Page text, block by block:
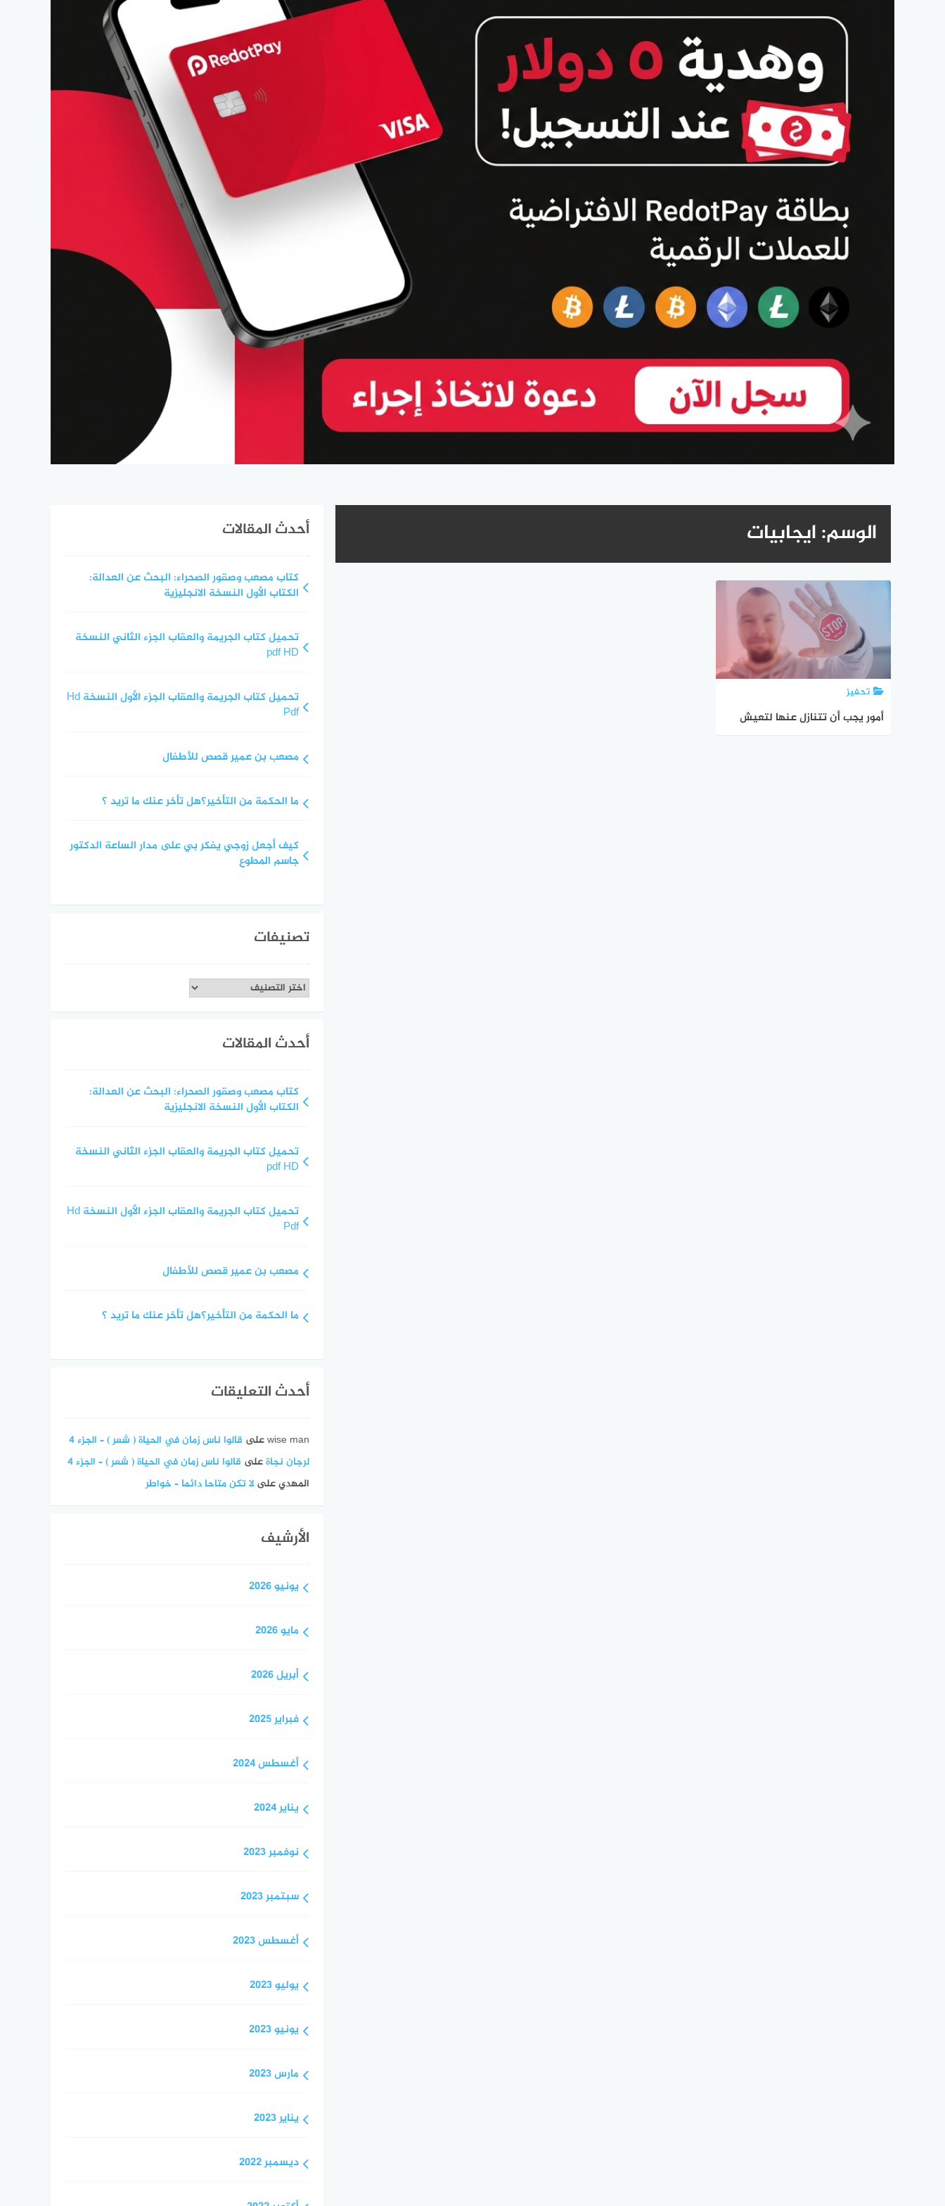
الوسم:ايجابيات
تحفيز
أمور يجب أن تتنازل عنها لتعيش
أحدث المقالات
كتاب مصعب وصقور الصحراء: البحث عن العدالة:
الكتاب الأول النسخة الانجليزية
تحميل كتاب الجريمة والعقاب الجزء الثاني النسخة
pdf HD
تحميل كتاب الجريمة والعقاب الجزء الأول النسخة Hd
Pdf
مصعب بن عمير قصص للأطفال
ما الحكمة من التأخير؟هل تأخر عنك ما تريد ؟
كيف أجعل زوجي يفكر بي على مدار الساعة الدكتور
جاسم المطوع
تصنيفات
تصنيفات
أحدث المقالات
كتاب مصعب وصقور الصحراء: البحث عن العدالة:
الكتاب الأول النسخة الانجليزية
تحميل كتاب الجريمة والعقاب الجزء الثاني النسخة
pdf HD
تحميل كتاب الجريمة والعقاب الجزء الأول النسخة Hd
Pdf
مصعب بن عمير قصص للأطفال
ما الحكمة من التأخير؟هل تأخر عنك ما تريد ؟
أحدث التعليقات
wise manعلى قالوا ناس زمان في الحياة ( شعر ) – الجزء 4
لرجان نجاةعلى قالوا ناس زمان في الحياة ( شعر ) – الجزء 4
المهديعلىلا تكن متاحا دائما – خواطر
الأرشيف
يونيو 2026
مايو 2026
أبريل 2026
فبراير 2025
أغسطس 2024
يناير 2024
نوفمبر 2023
سبتمبر 2023
أغسطس 2023
يوليو 2023
يونيو 2023
مارس 2023
يناير 2023
ديسمبر 2022